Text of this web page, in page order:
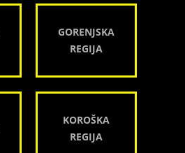
GORENJSKA
REGIJA
KOROŠKA
REGIJA